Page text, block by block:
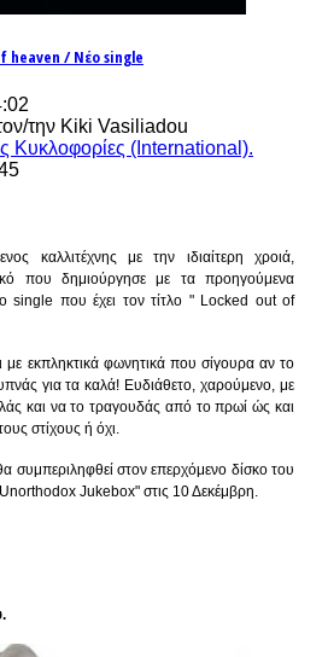
heaven / Νέο single
την Kiki Vasiliadou
Κυκλοφορίες (International).
καλλιτέχνης με την ιδιαίτερη χροιά,
που δημιούργησε με τα προηγούμενα
single που έχει τον τίτλο " Locked out of
εκπληκτικά φωνητικά που σίγουρα αν το
για τα καλά! Ευδιάθετο, χαρούμενο, με
και να το τραγουδάς από το πρωί ώς και
στίχους ή όχι.
συμπεριληφθεί στον επερχόμενο δίσκο του
"Unorthodox Jukebox" στις 10 Δεκέμβρη.